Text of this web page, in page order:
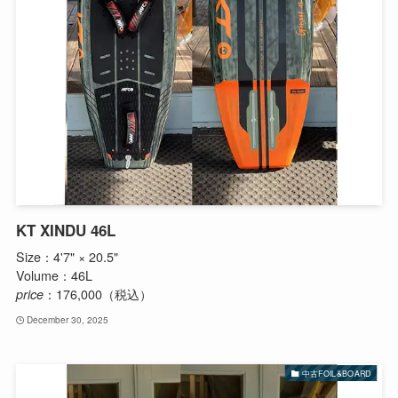
KT XINDU 46L
Size：4'7" × 20.5"
Volume：46L
price：176,000（税込）
December 30, 2025
中古FOIL&BOARD